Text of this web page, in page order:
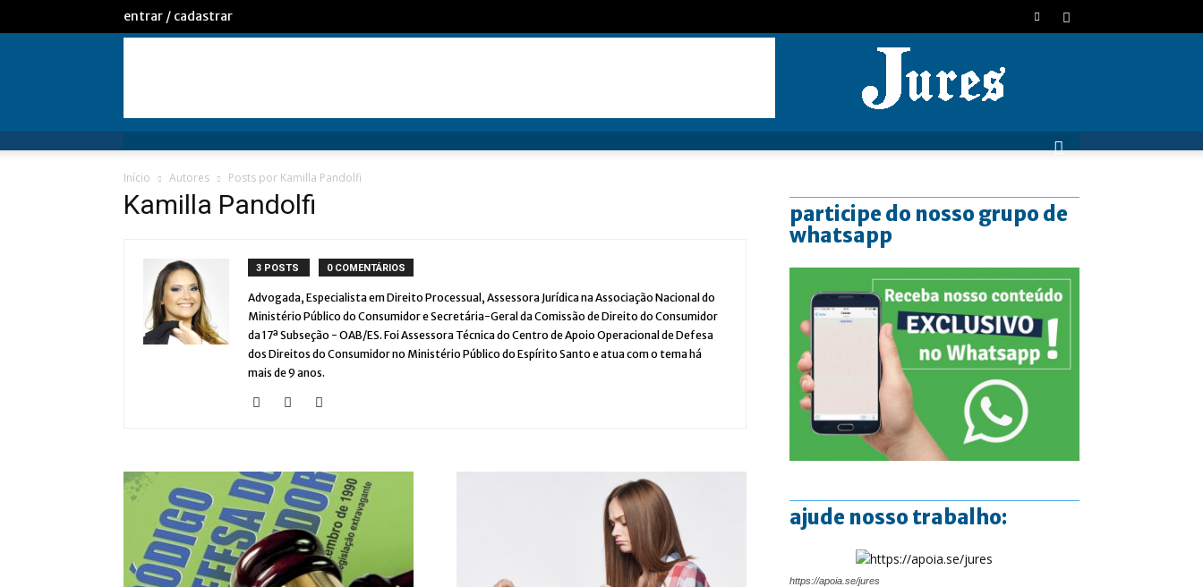
entrar / cadastrar
Início Autores Posts por Kamilla Pandolfi
Kamilla Pandolfi
3 POSTS 0 COMENTÁRIOS
Advogada, Especialista em Direito Processual, Assessora Jurídica na Associação Nacional do
Ministério Público do Consumidor e Secretária-Geral da Comissão de Direito do Consumidor
da 17ª Subseção - OAB/ES. Foi Assessora Técnica do Centro de Apoio Operacional de Defesa
dos Direitos do Consumidor no Ministério Público do Espírito Santo e atua com o tema há
mais de 9 anos.
participe do nosso grupo de
whatsapp
ajude nosso trabalho:
https://apoia.se/jures